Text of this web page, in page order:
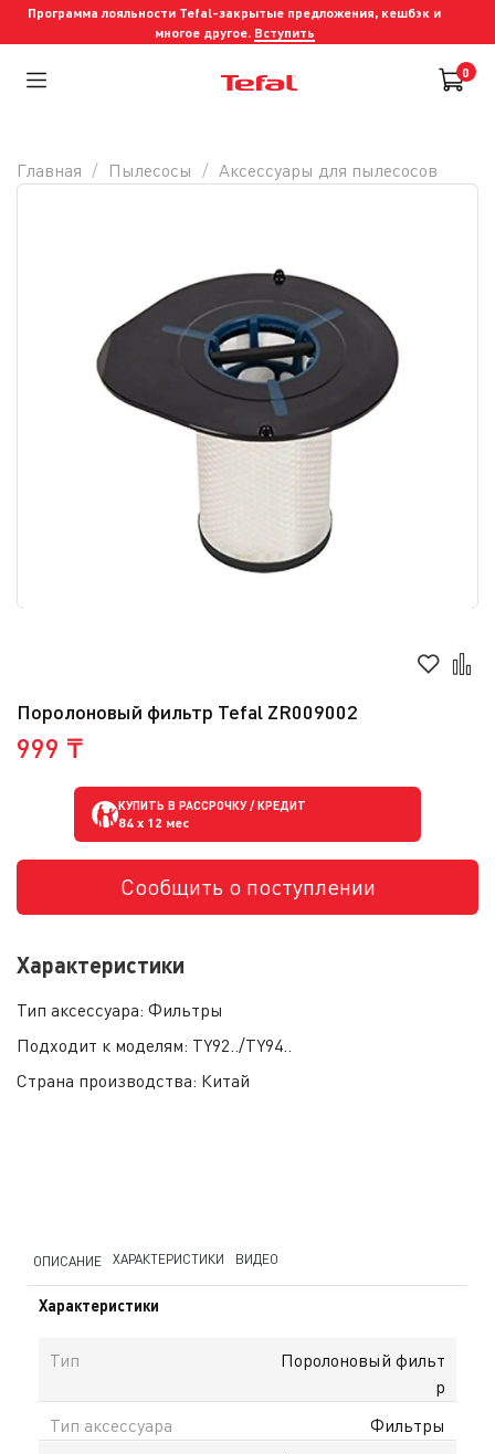
Программа лояльности Tefal-закрытые предложения, кешбэк и
многое другое. Вступить
0
Поролоновый фильтр Tefal ZR009002
999 ₸
КУПИТЬ В РАССРОЧКУ / КРЕДИТ
84 x 12 мес
Сообщить о поступлении
Характеристики
Тип аксессуара: Фильтры
Подходит к моделям: TY92../TY94..
Страна производства: Китай
Главная Пылесосы Аксессуары для пылесосов
ОПИСАНИЕ ХАРАКТЕРИСТИКИ ВИДЕО
Характеристики
Тип
Поролоновый фильт
р
Тип аксессуара
Фильтры